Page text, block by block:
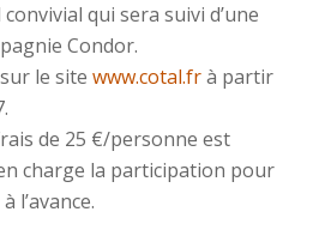
qui sera suivi d’une
Condor.
le site www.cotal.frà partir
de 25 €/personne est
charge la participation pour
l’avance.